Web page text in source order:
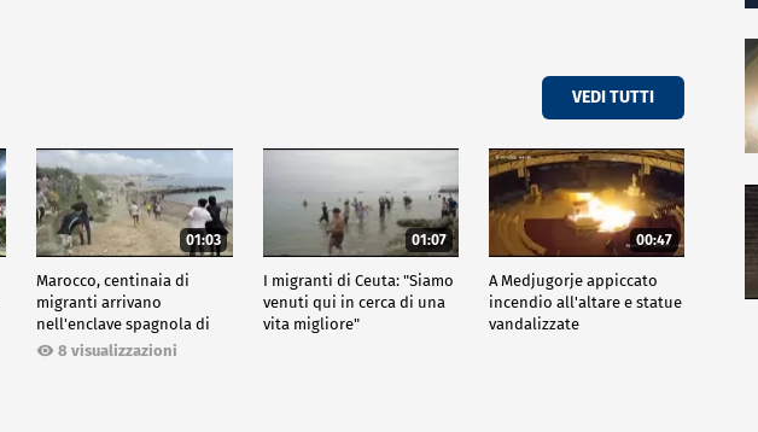
VEDI TUTTI
01:03
Marocco, centinaia di
migranti arrivano
nell'enclave spagnola di
Ceuta8 visualizzazioni
01:07
I migranti di Ceuta: "Siamo
venuti qui in cerca di una
vita migliore"
00:47
A Medjugorje appiccato
incendio all'altare e statue
vandalizzate